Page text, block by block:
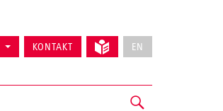
KONTAKT EN